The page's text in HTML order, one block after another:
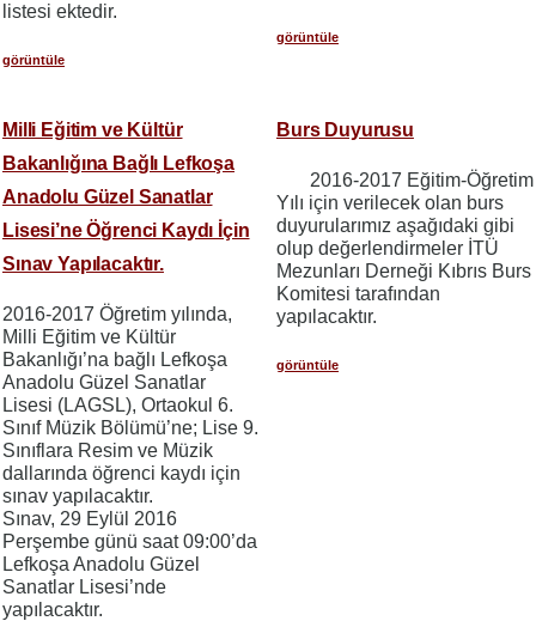
listesi ektedir.
görüntüle
görüntüle
Milli Eğitim ve Kültür
Bakanlığına Bağlı Lefkoşa
Anadolu Güzel Sanatlar
Lisesi’ne Öğrenci Kaydı İçin
Sınav Yapılacaktır.
2016-2017 Öğretim yılında,
Milli Eğitim ve Kültür
Bakanlığı’na bağlı Lefkoşa
Anadolu Güzel Sanatlar
Lisesi (LAGSL), Ortaokul 6.
Sınıf Müzik Bölümü’ne; Lise 9.
Sınıflara Resim ve Müzik
dallarında öğrenci kaydı için
sınav yapılacaktır.
Sınav, 29 Eylül 2016
Perşembe günü saat 09:00’da
Lefkoşa Anadolu Güzel
Sanatlar Lisesi’nde
yapılacaktır.
Burs Duyurusu
2016-2017 Eğitim-Öğretim
Yılı için verilecek olan burs
duyurularımız aşağıdaki gibi
olup değerlendirmeler İTÜ
Mezunları Derneği Kıbrıs Burs
Komitesi tarafından
yapılacaktır.
görüntüle